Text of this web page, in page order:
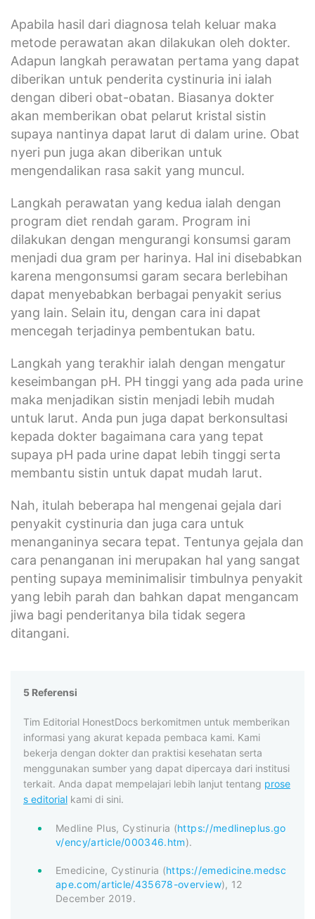
Apabila hasil dari diagnosa telah keluar maka
metode perawatan akan dilakukan oleh dokter.
Adapun langkah perawatan pertama yang dapat
diberikan untuk penderita cystinuria ini ialah
dengan diberi obat-obatan. Biasanya dokter
akan memberikan obat pelarut kristal sistin
supaya nantinya dapat larut di dalam urine. Obat
nyeri pun juga akan diberikan untuk
mengendalikan rasa sakit yang muncul.
Langkah perawatan yang kedua ialah dengan
program diet rendah garam. Program ini
dilakukan dengan mengurangi konsumsi garam
menjadi dua gram per harinya. Hal ini disebabkan
karena mengonsumsi garam secara berlebihan
dapat menyebabkan berbagai penyakit serius
yang lain. Selain itu, dengan cara ini dapat
mencegah terjadinya pembentukan batu.
Langkah yang terakhir ialah dengan mengatur
keseimbangan pH. PH tinggi yang ada pada urine
maka menjadikan sistin menjadi lebih mudah
untuk larut. Anda pun juga dapat berkonsultasi
kepada dokter bagaimana cara yang tepat
supaya pH pada urine dapat lebih tinggi serta
membantu sistin untuk dapat mudah larut.
Nah, itulah beberapa hal mengenai gejala dari
penyakit cystinuria dan juga cara untuk
menanganinya secara tepat. Tentunya gejala dan
cara penanganan ini merupakan hal yang sangat
penting supaya meminimalisir timbulnya penyakit
yang lebih parah dan bahkan dapat mengancam
jiwa bagi penderitanya bila tidak segera
ditangani.
5 Referensi
Tim Editorial HonestDocs berkomitmen untuk memberikan
informasi yang akurat kepada pembaca kami. Kami
bekerja dengan dokter dan praktisi kesehatan serta
menggunakan sumber yang dapat dipercaya dari institusi
terkait. Anda dapat mempelajari lebih lanjut tentang prose
s editorial kami di sini.
Medline Plus, Cystinuria (https://medlineplus.go
v/ency/article/000346.htm).
Emedicine, Cystinuria (https://emedicine.medsc
ape.com/article/435678-overview), 12
December 2019.